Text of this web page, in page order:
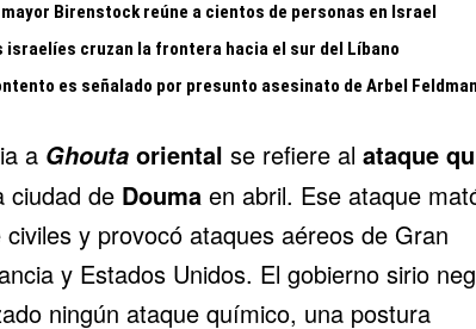
Birenstock reúne a cientos de personas en Israel
israelíes cruzan la frontera hacia el sur del Líbano
es señalado por presunto asesinato de Arbel
a Ghoutaoriental se refiere al ataque
ciudad de Doumaen abril. Ese ataque
y provocó ataques aéreos de Gran
y Estados Unidos. El gobierno sirio
ningún ataque químico, una postura